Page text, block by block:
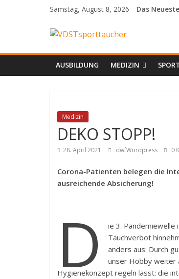
Samstag, August 8, 2026 Das
Dein
AUSBILDUNG MEDIZIN
Medizin
DEKO STOPP!
28. April 2021 dwfWordpress 0
Corona-Patienten belegen die
ausreichende Absicherung!
D
ie 3. Pandemiewelle
Tauchverbot
anders aus: Durch
unser Hobby weiter
Hygienekonzept regeln lässt: die